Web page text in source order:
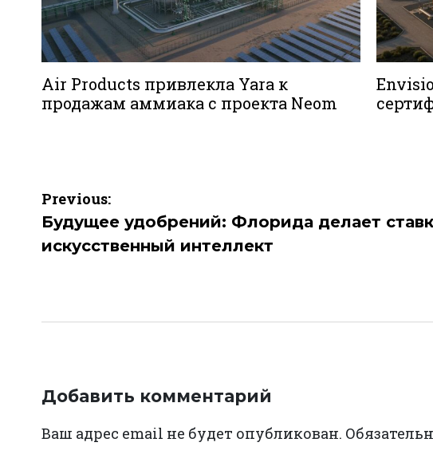
Air Products привлекла Yara к
продажам аммиака с проекта Neom
Навигация
по
записям
Previous:
Будущее удобрений: Флорида делает
искусственный интеллект
Добавить комментарий
Ваш адрес email не будет опубликован.